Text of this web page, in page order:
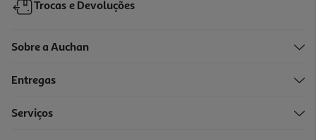
Trocas e Devoluções
Sobre a Auchan
Entregas
Serviços